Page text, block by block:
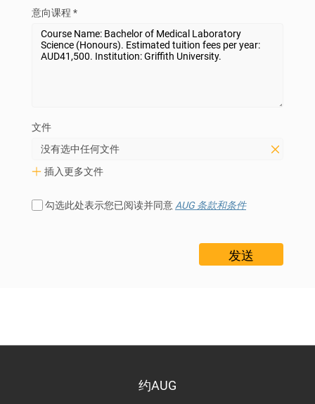
意向课程 *
文件
没有选中任何文件
插入更多文件
勾选此处表示您已阅读并同意 AUG 条款和条件
约AUG